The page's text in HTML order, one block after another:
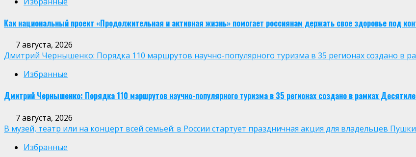
Как национальный проект «Продолжительная и активная жизнь» помогает россиянам держать свое здоровье под
7 августа, 2026
Дмитрий Чернышенко: Порядка 110 маршрутов научно-популярного туризма в 35 регионах создано в
Избранные
Дмитрий Чернышенко: Порядка 110 маршрутов научно-популярного туризма в 35 регионах создано в рамках
7 августа, 2026
В музей, театр или на концерт всей семьей: в России стартует праздничная акция для владельцев
Избранные